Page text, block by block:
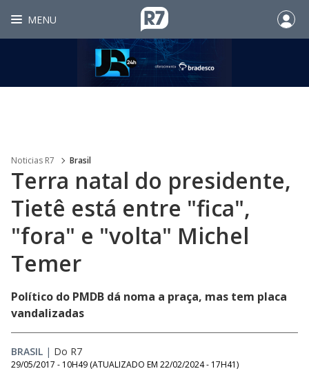
MENU
Noticias R7 Brasil
Terra natal do presidente,
Tietê está entre "fica",
"fora" e "volta" Michel
Temer
Político do PMDB dá noma a praça, mas tem placa
vandalizadas
BRASIL | Do R7
29/05/2017 - 10H49 (ATUALIZADO EM 22/02/2024 - 17H41)